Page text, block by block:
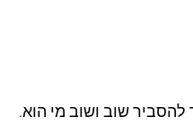
שוב ושוב מי הוא.